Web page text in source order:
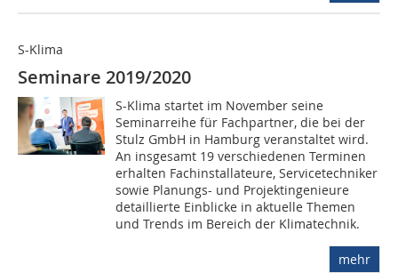
S-Klima
Seminare 2019/2020
S-Klima startet im November seine
Seminarreihe für Fachpartner, die bei der
Stulz GmbH in Hamburg veranstaltet wird.
An insgesamt 19 verschiedenen Terminen
erhalten Fachi­nstallateure, Servicetechniker
sowie Planungs- und Projektingenieure
detaillierte Einblicke in aktuelle Themen
und Trends im Bereich der Klimatechnik.
mehr